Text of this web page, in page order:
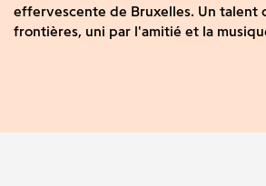
effervescente de Bruxelles. Un talent
frontières, uni par l'amitié et la